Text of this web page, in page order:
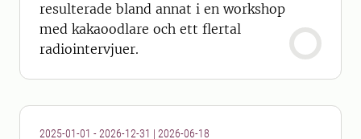
resulterade bland annat i en workshop
med kakaoodlare och ett flertal
radiointervjuer.
2025-01-01 - 2026-12-31 | 2026-06-18